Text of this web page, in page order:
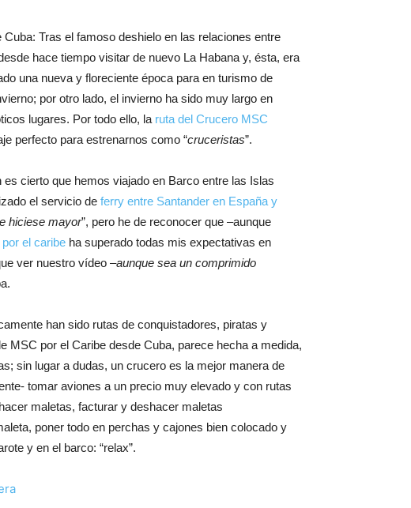
Tras el famoso deshielo en las relaciones entre
hace tiempo visitar de nuevo La Habana y, ésta, era
una nueva y floreciente época para en turismo de
por otro lado, el invierno ha sido muy largo en
lugares. Por todo ello, la ruta del Crucero MSC
perfecto para estrenarnos como “cruceristas”.
es cierto que hemos viajado en Barco entre las Islas
el servicio de ferry entre Santander en España y
hiciese mayor”, pero he de reconocer que –aunque
el caribe ha superado todas mis expectativas en
ver nuestro vídeo –aunque sea un comprimido
han sido rutas de conquistadores, piratas y
MSC por el Caribe desde Cuba, parece hecha a medida,
sin lugar a dudas, un crucero es la mejor manera de
tomar aviones a un precio muy elevado y con rutas
maletas, facturar y deshacer maletas
poner todo en perchas y cajones bien colocado y
y en el barco: “relax”.